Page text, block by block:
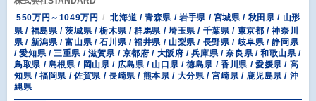
550万円～1049万円
北海道 / 青森県 / 岩手県 / 宮城県 / 秋田県 / 山形
県 / 福島県 / 茨城県 / 栃木県 / 群馬県 / 埼玉県 / 千葉県 / 東京都 / 神奈川
県 / 新潟県 / 富山県 / 石川県 / 福井県 / 山梨県 / 長野県 / 岐阜県 / 静岡県
/ 愛知県 / 三重県 / 滋賀県 / 京都府 / 大阪府 / 兵庫県 / 奈良県 / 和歌山県 /
鳥取県 / 島根県 / 岡山県 / 広島県 / 山口県 / 徳島県 / 香川県 / 愛媛県 / 高
知県 / 福岡県 / 佐賀県 / 長崎県 / 熊本県 / 大分県 / 宮崎県 / 鹿児島県 / 沖
縄県